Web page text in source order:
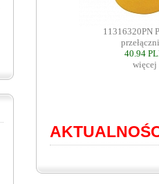
11316320PN
40.94
więcej